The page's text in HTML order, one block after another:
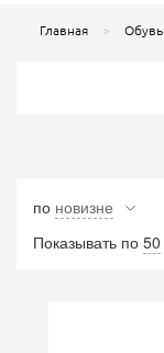
Главная Обувь
по новизне
Показывать по 50